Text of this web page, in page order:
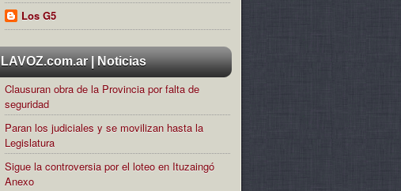
Los G5
LAVOZ.com.ar | Noticias
Clausuran obra de la Provincia por falta de
seguridad
Paran los judiciales y se movilizan hasta la
Legislatura
Sigue la controversia por el loteo en Ituzaingó
Anexo